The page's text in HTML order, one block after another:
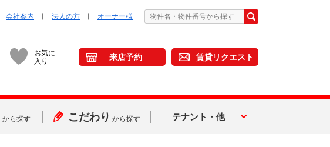
会社案内 法人の方 オーナー様
お気に
入り
来店予約 賃貸リクエスト
から探す こだわり から探す テナント・他